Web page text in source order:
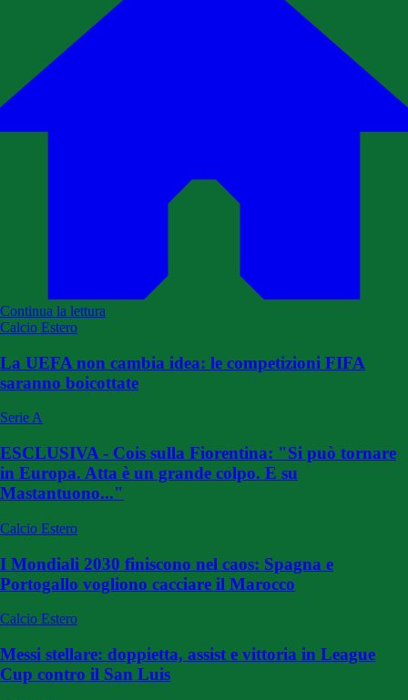
Continua la lettura
Calcio Estero
La UEFA non cambia idea: le competizioni FIFA
saranno boicottate
Serie A
ESCLUSIVA - Cois sulla Fiorentina: "Si può tornare
in Europa. Atta è un grande colpo. E su
Mastantuono..."
Calcio Estero
I Mondiali 2030 finiscono nel caos: Spagna e
Portogallo vogliono cacciare il Marocco
Calcio Estero
Messi stellare: doppietta, assist e vittoria in League
Cup contro il San Luis